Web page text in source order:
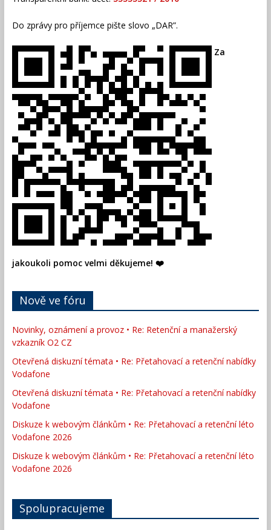
Do zprávy pro příjemce pište slovo „DAR”.
Za
jakoukoli pomoc velmi děkujeme! ❤️
Nově ve fóru
Novinky, oznámení a provoz • Re: Retenční a manažerský
vzkazník O2 CZ
Otevřená diskuzní témata • Re: Přetahovací a retenční nabídky
Vodafone
Otevřená diskuzní témata • Re: Přetahovací a retenční nabídky
Vodafone
Diskuze k webovým článkům • Re: Přetahovací a retenční léto
Vodafone 2026
Diskuze k webovým článkům • Re: Přetahovací a retenční léto
Vodafone 2026
Spolupracujeme